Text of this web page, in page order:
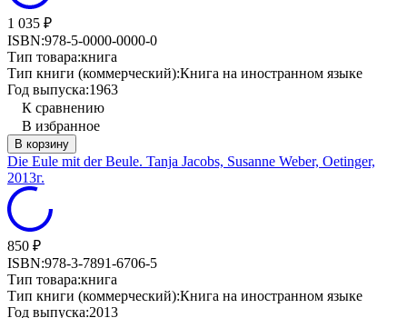
1 035 ₽
ISBN:978-5-0000-0000-0
Тип товара:книга
Тип книги (коммерческий):Книга на иностранном языке
Год выпуска:1963
К сравнению
В избранное
В корзину
Die Eule mit der Beule. Tanja Jacobs, Susanne Weber, Oetinger,
2013г.
850 ₽
ISBN:978-3-7891-6706-5
Тип товара:книга
Тип книги (коммерческий):Книга на иностранном языке
Год выпуска:2013